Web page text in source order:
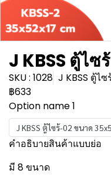
J KBSS ตู้ไซ
SKU : 1028 J KBSS ตู้ไ
฿633
Option name 1
J KBSS ตู้ไซร้-02 ขนาด
คำอธิบายสินค้าแบบย่อ
มี 8 ขนาด